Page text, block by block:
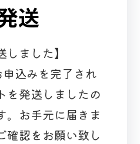
送
しました】
込みを完了され
を発送しましたの
。お手元に届きま
確認をお願い致し